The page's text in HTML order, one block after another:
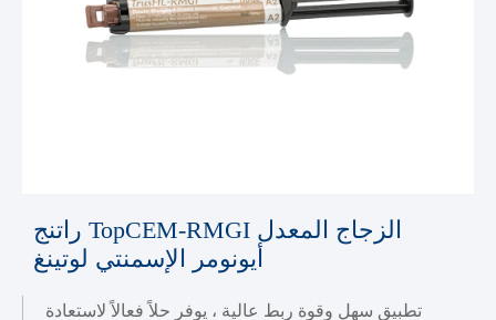
راتنج TopCEM-RMGI الزجاج المعدل
أيونومر الإسمنتي لوتينغ
تطبيق سهل وقوة ربط عالية ، يوفر حلاً فعالاً لاستعادة